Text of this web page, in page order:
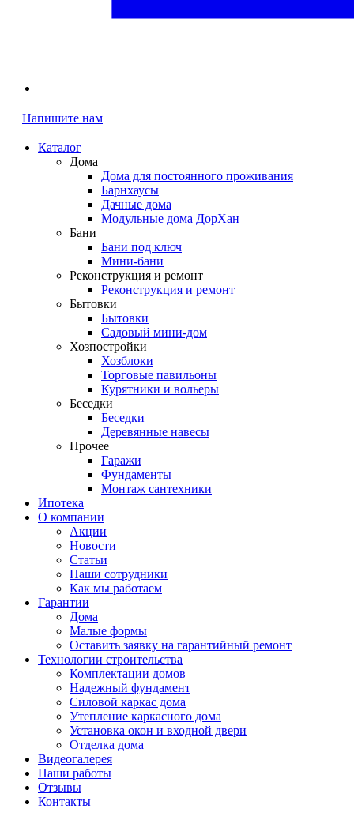
Напишите нам
Каталог
Дома
Дома для постоянного проживания
Барнхаусы
Дачные дома
Модульные дома ДорХан
Бани
Бани под ключ
Мини-бани
Реконструкция и ремонт
Реконструкция и ремонт
Бытовки
Бытовки
Садовый мини-дом
Хозпостройки
Хозблоки
Торговые павильоны
Курятники и вольеры
Беседки
Беседки
Деревянные навесы
Прочее
Гаражи
Фундаменты
Монтаж сантехники
Ипотека
О компании
Акции
Новости
Статьи
Наши сотрудники
Как мы работаем
Гарантии
Дома
Малые формы
Оставить заявку на гарантийный ремонт
Технологии строительства
Комплектации домов
Надежный фундамент
Силовой каркас дома
Утепление каркасного дома
Установка окон и входной двери
Отделка дома
Видеогалерея
Наши работы
Отзывы
Контакты